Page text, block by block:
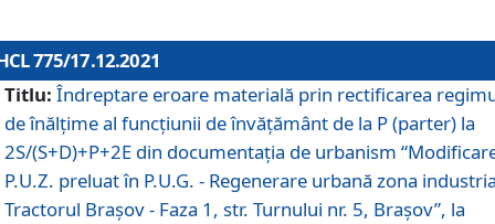
775/17.12.2021
Titlu: Îndreptare eroare materială prin rectificarea
de înălţime al funcţiunii de învăţământ de la P (parter) la
2S/(S+D)+P+2E din documentaţia de urbanism
P.U.Z. preluat în P.U.G. - Regenerare urbană zona
Tractorul Braşov - Faza 1, str. Turnului nr. 5, Braşov”, la